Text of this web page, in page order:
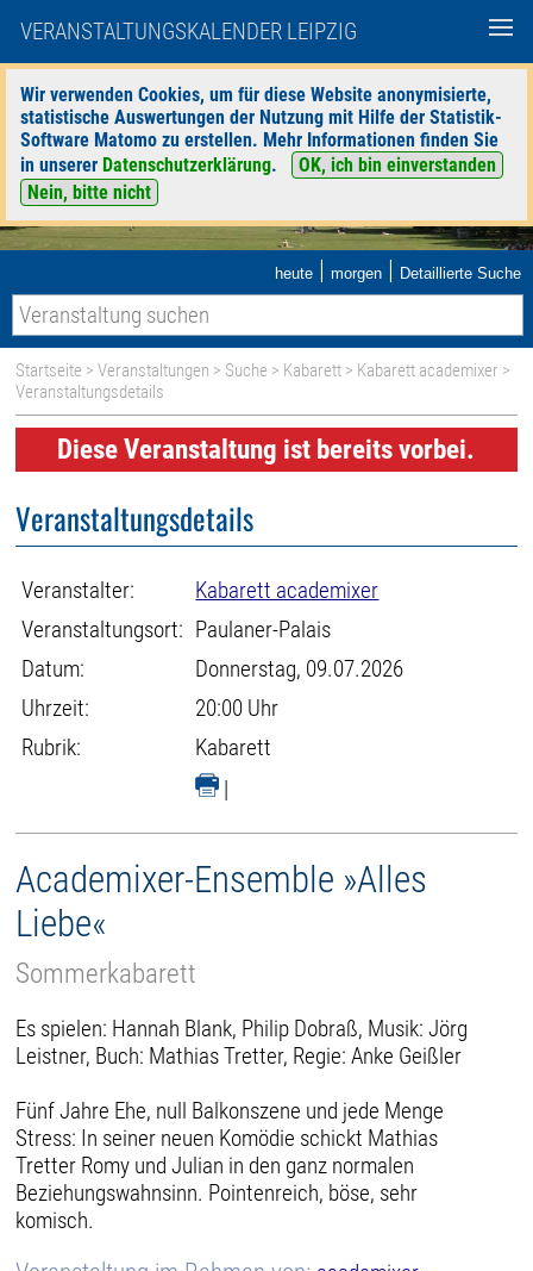
VERANSTALTUNGSKALENDER LEIPZIG
Wir verwenden Cookies, um für diese Website anonymisierte,
statistische Auswertungen der Nutzung mit Hilfe der Statistik-
Software Matomo zu erstellen. Mehr Informationen finden Sie
in unserer Datenschutzerklärung.
OK, ich bin einverstanden
Nein, bitte nicht
heute | morgen | Detaillierte Suche
Startseite >Veranstaltungen > Suche > Kabarett > Kabarett academixer >
Veranstaltungsdetails
Diese Veranstaltung ist bereits vorbei.
Veranstaltungsdetails
Veranstalter:
Kabarett academixer
Veranstaltungsort: Paulaner-Palais
Datum:
Donnerstag, 09.07.2026
Uhrzeit:
20:00 Uhr
Rubrik:
Kabarett
|
Academixer-Ensemble »Alles
Liebe«
Sommerkabarett
Es spielen: Hannah Blank, Philip Dobraß, Musik: Jörg
Leistner, Buch: Mathias Tretter, Regie: Anke Geißler
Fünf Jahre Ehe, null Balkonszene und jede Menge
Stress: In seiner neuen Komödie schickt Mathias
Tretter Romy und Julian in den ganz normalen
Beziehungswahnsinn. Pointenreich, böse, sehr
komisch.